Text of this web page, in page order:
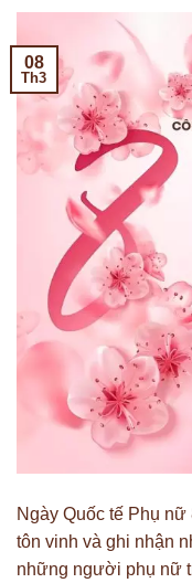
08
Th3
Ngày Quốc tế Phụ
tôn vinh và ghi nhận
những người phụ nữ